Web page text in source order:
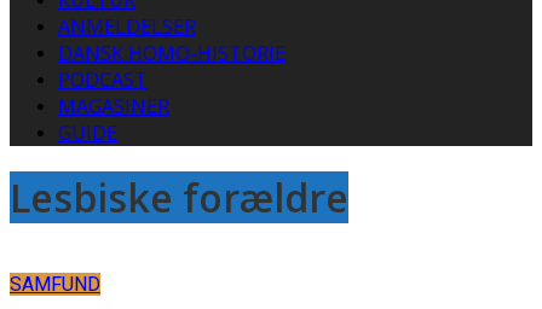
ANMELDELSER
DANSK HOMO-HISTORIE
PODCAST
MAGASINER
GUIDE
Lesbiske forældre
SAMFUND